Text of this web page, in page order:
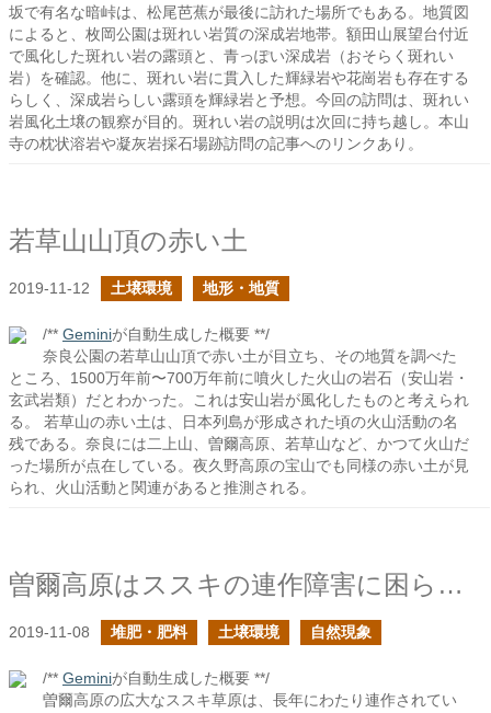
坂で有名な暗峠は、松尾芭蕉が最後に訪れた場所でもある。地質図
によると、枚岡公園は斑れい岩質の深成岩地帯。額田山展望台付近
で風化した斑れい岩の露頭と、青っぽい深成岩（おそらく斑れい
岩）を確認。他に、斑れい岩に貫入した輝緑岩や花崗岩も存在する
らしく、深成岩らしい露頭を輝緑岩と予想。今回の訪問は、斑れい
岩風化土壌の観察が目的。斑れい岩の説明は次回に持ち越し。本山
寺の枕状溶岩や凝灰岩採石場跡訪問の記事へのリンクあり。
若草山山頂の赤い土
2019-11-12 土壌環境 地形・地質
/** Geminiが自動生成した概要 **/
奈良公園の若草山山頂で赤い土が目立ち、その地質を調べた
ところ、1500万年前〜700万年前に噴火した火山の岩石（安山岩・
玄武岩類）だとわかった。これは安山岩が風化したものと考えられ
る。 若草山の赤い土は、日本列島が形成された頃の火山活動の名
残である。奈良には二上山、曽爾高原、若草山など、かつて火山だ
った場所が点在している。夜久野高原の宝山でも同様の赤い土が見
られ、火山活動と関連があると推測される。
曽爾高原はススキの連作障害に困らなかったのだろうか？
2019-11-08 堆肥・肥料 土壌環境 自然現象
/** Geminiが自動生成した概要 **/
曽爾高原の広大なススキ草原は、長年にわたり連作されてい